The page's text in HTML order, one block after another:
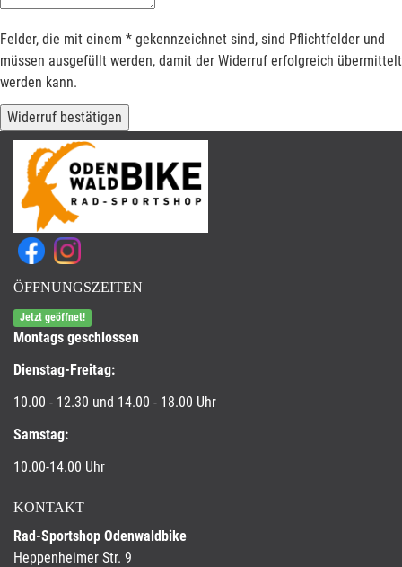
Felder, die mit einem * gekennzeichnet sind, sind Pflichtfelder und
müssen ausgefüllt werden, damit der Widerruf erfolgreich übermittelt
werden kann.
Widerruf bestätigen
ÖFFNUNGSZEITEN
Jetzt geöffnet!
Montags geschlossen
Dienstag-Freitag:
10.00 - 12.30 und 14.00 - 18.00 Uhr
Samstag:
10.00-14.00 Uhr
KONTAKT
Rad-Sportshop Odenwaldbike
Heppenheimer Str. 9